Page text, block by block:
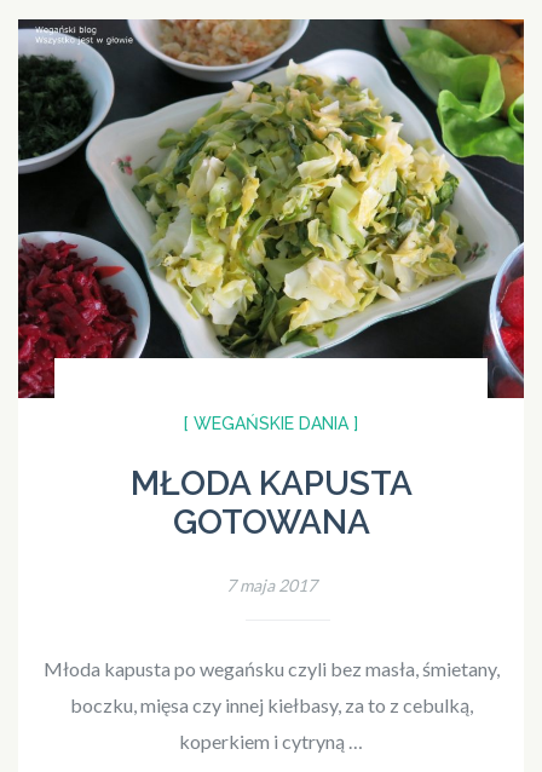
[ WEGAŃSKIE DANIA ]
MŁODA KAPUSTA
GOTOWANA
7 maja 2017
Młoda kapusta po wegańsku czyli bez masła, śmietany,
boczku, mięsa czy innej kiełbasy, za to z cebulką,
koperkiem i cytryną …